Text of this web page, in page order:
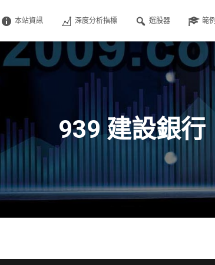
本站資訊 深度分析指標 選股器 範例
939 建設銀行